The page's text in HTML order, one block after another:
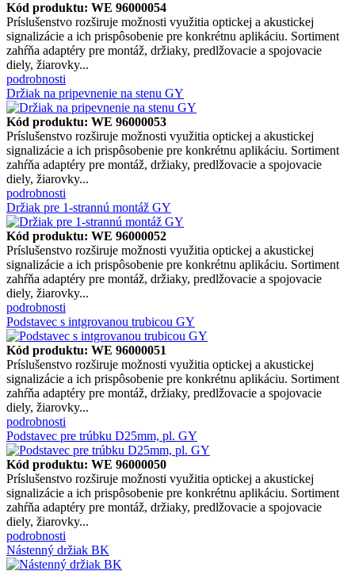
Kód produktu: WE 96000054
Príslušenstvo rozširuje možnosti využitia optickej a akustickej
signalizácie a ich prispôsobenie pre konkrétnu aplikáciu. Sortiment
zahŕňa adaptéry pre montáž, držiaky, predlžovacie a spojovacie
diely, žiarovky...
podrobnosti
Držiak na pripevnenie na stenu GY
Kód produktu: WE 96000053
Príslušenstvo rozširuje možnosti využitia optickej a akustickej
signalizácie a ich prispôsobenie pre konkrétnu aplikáciu. Sortiment
zahŕňa adaptéry pre montáž, držiaky, predlžovacie a spojovacie
diely, žiarovky...
podrobnosti
Držiak pre 1-strannú montáž GY
Kód produktu: WE 96000052
Príslušenstvo rozširuje možnosti využitia optickej a akustickej
signalizácie a ich prispôsobenie pre konkrétnu aplikáciu. Sortiment
zahŕňa adaptéry pre montáž, držiaky, predlžovacie a spojovacie
diely, žiarovky...
podrobnosti
Podstavec s intgrovanou trubicou GY
Kód produktu: WE 96000051
Príslušenstvo rozširuje možnosti využitia optickej a akustickej
signalizácie a ich prispôsobenie pre konkrétnu aplikáciu. Sortiment
zahŕňa adaptéry pre montáž, držiaky, predlžovacie a spojovacie
diely, žiarovky...
podrobnosti
Podstavec pre trúbku D25mm, pl. GY
Kód produktu: WE 96000050
Príslušenstvo rozširuje možnosti využitia optickej a akustickej
signalizácie a ich prispôsobenie pre konkrétnu aplikáciu. Sortiment
zahŕňa adaptéry pre montáž, držiaky, predlžovacie a spojovacie
diely, žiarovky...
podrobnosti
Nástenný držiak BK